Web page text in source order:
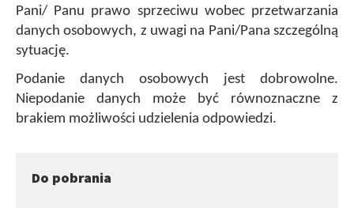
Pani/ Panu prawo sprzeciwu wobec przetwarzania
danych osobowych, z uwagi na Pani/Pana szczególną
sytuację.
Podanie danych osobowych jest dobrowolne.
Niepodanie danych może być równoznaczne z
brakiem możliwości udzielenia odpowiedzi.
Do pobrania